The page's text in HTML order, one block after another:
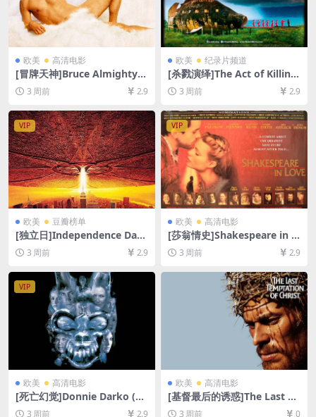
欧美 高清电影
[冒牌天神]Bruce Almighty
(2003)[百度网盘+夸克网盘10
80P超清未删减资源][网盘在
线播放/下载][MP4/6.8GB][中
英字幕]
3 周前 2.9
欧美 纪录片频道
[杀戮演绎]The Act of Killing
(2012)[百度网盘+夸克网盘10
80P超清未删减资源][网盘在
线播放/下载][MP4/11GB][中
文字幕]
3 周前 2.9
VIP
欧美 豆瓣榜单
[独立日]Independence Day
(1996)[百度网盘+夸克网盘10
80P超清未删减资源][网盘在
线播放/下载][MP4/10GB][中
英字幕]
3 周前 2.9
VIP
欧美 高清电影
[莎翁情史]Shakespeare in L
ove (1998)[百度网盘+夸克网
盘1080P超清未删减资源][网
盘在线播放/下载][MP4/8.4G
B][中英字幕]
3 周前 2.9
VIP
欧美 高清电影
[死亡幻觉]Donnie Darko (20
01)[百度网盘+夸克网盘1080P
3 周前 2.9
欧美 高清电影
[基督最后的诱惑]The Last Te
mptation of Christ (1988)
3 周前 0